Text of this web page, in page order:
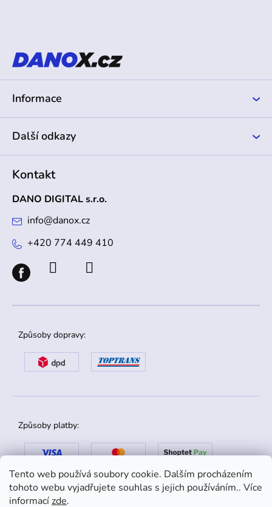
Tento web používá soubory cookie. Dalším procházením
tohoto webu vyjadřujete souhlas s jejich používáním.. Více
informacízde.
t
Informace
Další odkazy
Kontakt
DANO DIGITAL s.r.o.
info@danox.cz
+420 774 449 410
Způsoby dopravy:
Způsoby platby: